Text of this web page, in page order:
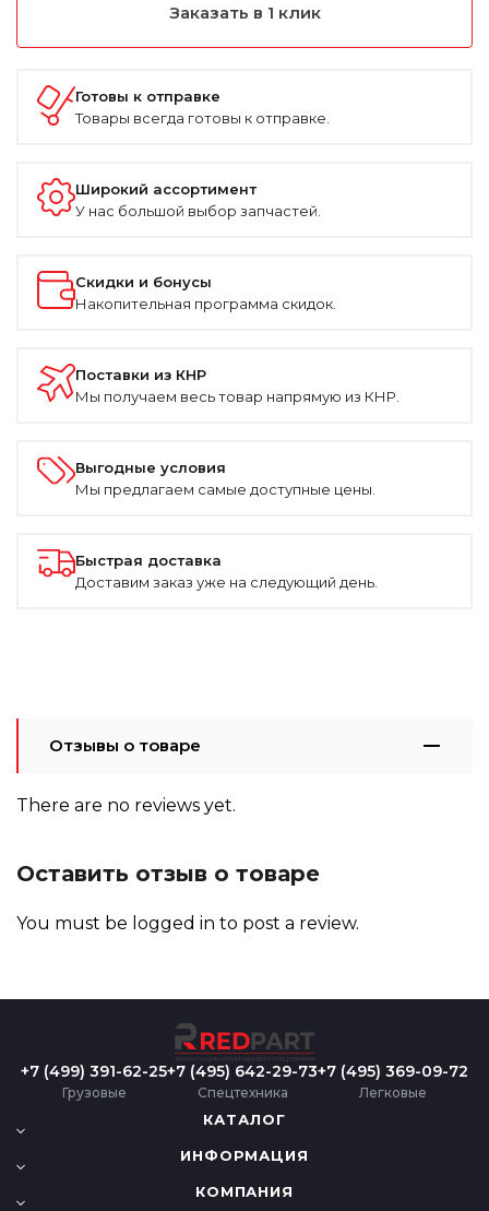
Заказать в 1 клик
Готовы к отправке
Товары всегда готовы к отправке.
Широкий ассортимент
У нас большой выбор запчастей.
Скидки и бонусы
Накопительная программа скидок.
Поставки из КНР
Мы получаем весь товар напрямую из КНР.
Выгодные условия
Мы предлагаем самые доступные цены.
Быстрая доставка
Доставим заказ уже на следующий день.
Отзывы о товаре
There are no reviews yet.
Оставить отзыв о товаре
You must be logged in to post a review.
+7 (499) 391-62-25
Грузовые
+7 (495) 642-29-73
Спецтехника
+7 (495) 369-09-72
Легковые
КАТАЛОГ
ИНФОРМАЦИЯ
КОМПАНИЯ